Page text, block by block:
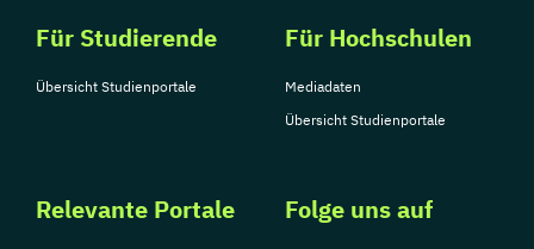
Für Studierende
Übersicht Studienportale
Für Hochschulen
Mediadaten
Übersicht Studienportale
Relevante Portale Folge uns auf